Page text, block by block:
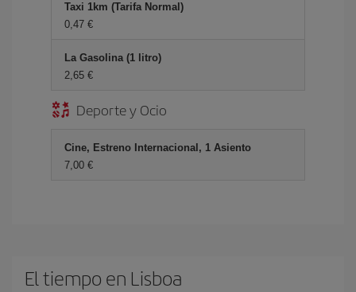
Taxi 1km (Tarifa Normal)
0,47 €
La Gasolina (1 litro)
2,65 €
Deporte y Ocio
Cine, Estreno Internacional, 1 Asiento
7,00 €
El tiempo en Lisboa